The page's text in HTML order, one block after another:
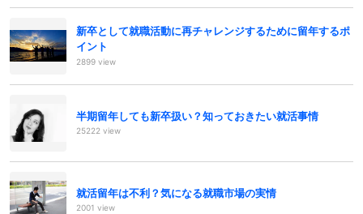
新卒として就職活動に再チャレンジするために留年するポ
イント
2899 view
半期留年しても新卒扱い？知っておきたい就活事情
25222 view
就活留年は不利？気になる就職市場の実情
2001 view